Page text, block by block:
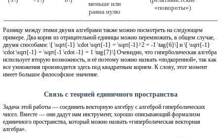
меньше или
равна нулю
«повороты»)
Разницу между этими двумя алгебрами также можно посмотреть на следующем
примере. Два корня из отрицательной единицы можно перемножить, в общем случае,
двумя способами: \[ \sqrt{-1} \cdot \sqrt{-1} = \sqrt{-1}^2 = -1 \tag{6}\] и \[ \sqrt{-1}
\cdot \sqrt{-1} = \sqrt{-1 \cdot -1} = 1 \tag{7}\] Очевидно, что гиперболическая алгебра
использует вторую возможность, и её поэтому можно назвать «подкоренной», так как
все умножения производятся здесь под квадратным корнем. К слову, этот момент
имеет большое философское значение.
Связь с теорией единичного пространства
Задача этой работы — соединить векторную алгебру с алгеброй гиперболических
чисел. Вместе — они дадут нам инструмент, хорошо описывающий формализм
единичного пространства, который можно назвать «гиперболическая векторная
алгебра».